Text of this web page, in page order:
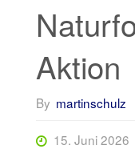
Aktion
By martinschulz
15. Juni 2026